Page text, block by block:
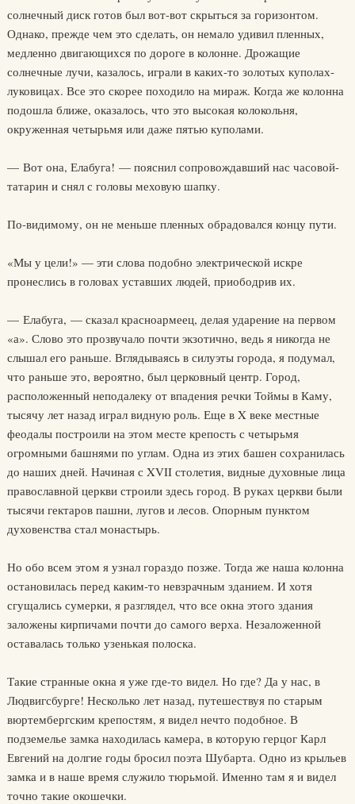
солнечный диск готов был вот-вот скрыться за горизонтом.
Однако, прежде чем это сделать, он немало удивил пленных,
медленно двигающихся по дороге в колонне. Дрожащие
солнечные лучи, казалось, играли в каких-то золотых куполах-
луковицах. Все это скорее походило на мираж. Когда же колонна
подошла ближе, оказалось, что это высокая колокольня,
окруженная четырьмя или даже пятью куполами.
— Вот она, Елабуга! — пояснил сопровождавший нас часовой-
татарин и снял с головы меховую шапку.
По-видимому, он не меньше пленных обрадовался концу пути.
«Мы у цели!» — эти слова подобно электрической искре
пронеслись в головах уставших людей, приободрив их.
— Елабуга, — сказал красноармеец, делая ударение на первом
«а». Слово это прозвучало почти экзотично, ведь я никогда не
слышал его раньше. Вглядываясь в силуэты города, я подумал,
что раньше это, вероятно, был церковный центр. Город,
расположенный неподалеку от впадения речки Тоймы в Каму,
тысячу лет назад играл видную роль. Еще в X веке местные
феодалы построили на этом месте крепость с четырьмя
огромными башнями по углам. Одна из этих башен сохранилась
до наших дней. Начиная с XVII столетия, видные духовные лица
православной церкви строили здесь город. В руках церкви были
тысячи гектаров пашни, лугов и лесов. Опорным пунктом
духовенства стал монастырь.
Но обо всем этом я узнал гораздо позже. Тогда же наша колонна
остановилась перед каким-то невзрачным зданием. И хотя
сгущались сумерки, я разглядел, что все окна этого здания
заложены кирпичами почти до самого верха. Незаложенной
оставалась только узенькая полоска.
Такие странные окна я уже где-то видел. Но где? Да у нас, в
Людвигсбурге! Несколько лет назад, путешествуя по старым
вюртембергским крепостям, я видел нечто подобное. В
подземелье замка находилась камера, в которую герцог Карл
Евгений на долгие годы бросил поэта Шубарта. Одно из крыльев
замка и в наше время служило тюрьмой. Именно там я и видел
точно такие окошечки.